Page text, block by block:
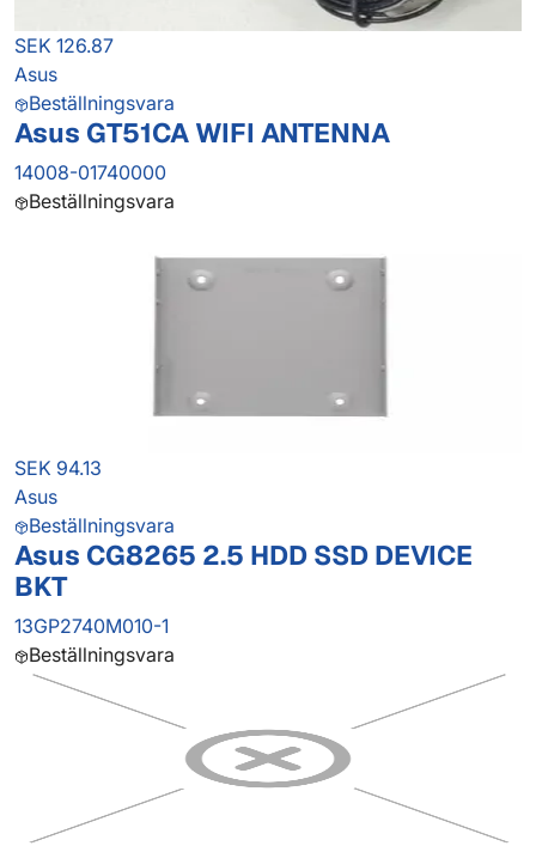
SEK 126.87
Asus
Beställningsvara
Asus GT51CA WIFI ANTENNA
14008-01740000
Beställningsvara
SEK 94.13
Asus
Beställningsvara
Asus CG8265 2.5 HDD SSD DEVICE
BKT
13GP2740M010-1
Beställningsvara